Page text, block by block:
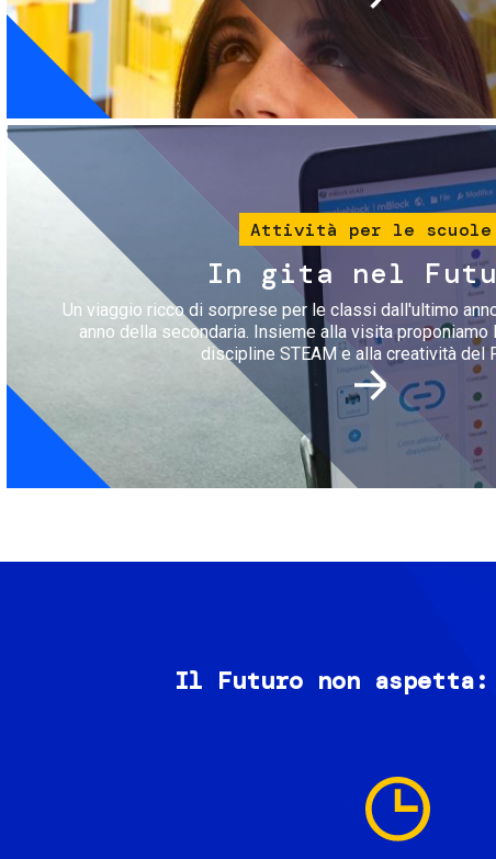
Immagine
Attività per le scuole
In gita nel
Un viaggio ricco di sorprese per le classi dall'ultimo
anno della secondaria. Insieme alla visita
discipline STEAM e alla creatività del
Il Futuro non